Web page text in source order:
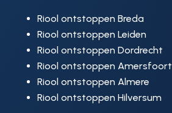
Riool ontstoppen Breda
Riool ontstoppen Leiden
Riool ontstoppen Dordrecht
Riool ontstoppen Amersfoort
Riool ontstoppen Almere
Riool ontstoppen Hilversum